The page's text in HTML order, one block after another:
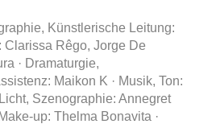
Künstlerische Leitung:
Clarissa Rêgo, Jorge De
· Dramaturgie,
Maikon K · Musik, Ton:
Szenographie: Annegret
up: Thelma Bonavita ·